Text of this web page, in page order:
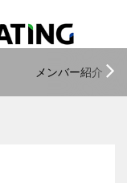
メンバー紹介